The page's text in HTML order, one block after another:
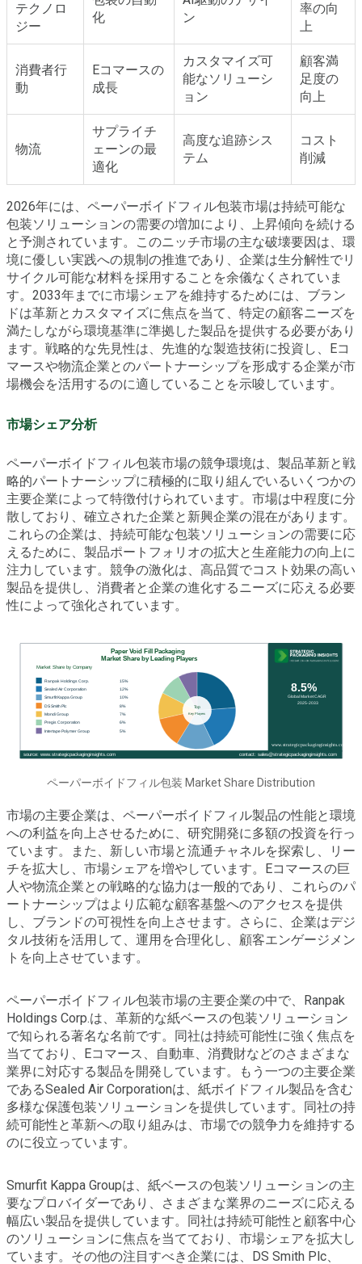
テクノロ
ジー
化
ン
率の向
上
消費者行
動
Eコマースの
成長
カスタマイズ可
能なソリューシ
ョン
顧客満
足度の
向上
物流
サプライチ
ェーンの最
適化
高度な追跡シス
テム
コスト
削減
2026年には、ペーパーボイドフィル包装市場は持続可能な
包装ソリューションの需要の増加により、上昇傾向を続ける
と予測されています。このニッチ市場の主な破壊要因は、環
境に優しい実践への規制の推進であり、企業は生分解性でリ
サイクル可能な材料を採用することを余儀なくされていま
す。2033年までに市場シェアを維持するためには、ブラン
ドは革新とカスタマイズに焦点を当て、特定の顧客ニーズを
満たしながら環境基準に準拠した製品を提供する必要があり
ます。戦略的な先見性は、先進的な製造技術に投資し、Eコ
マースや物流企業とのパートナーシップを形成する企業が市
場機会を活用するのに適していることを示唆しています。
市場シェア分析
ペーパーボイドフィル包装市場の競争環境は、製品革新と戦
略的パートナーシップに積極的に取り組んでいるいくつかの
主要企業によって特徴付けられています。市場は中程度に分
散しており、確立された企業と新興企業の混在があります。
これらの企業は、持続可能な包装ソリューションの需要に応
えるために、製品ポートフォリオの拡大と生産能力の向上に
注力しています。競争の激化は、高品質でコスト効果の高い
製品を提供し、消費者と企業の進化するニーズに応える必要
性によって強化されています。
ペーパーボイドフィル包装 Market Share Distribution
市場の主要企業は、ペーパーボイドフィル製品の性能と環境
への利益を向上させるために、研究開発に多額の投資を行っ
ています。また、新しい市場と流通チャネルを探索し、リー
チを拡大し、市場シェアを増やしています。Eコマースの巨
人や物流企業との戦略的な協力は一般的であり、これらのパ
ートナーシップはより広範な顧客基盤へのアクセスを提供
し、ブランドの可視性を向上させます。さらに、企業はデジ
タル技術を活用して、運用を合理化し、顧客エンゲージメン
トを向上させています。
ペーパーボイドフィル包装市場の主要企業の中で、Ranpak
Holdings Corp.は、革新的な紙ベースの包装ソリューション
で知られる著名な名前です。同社は持続可能性に強く焦点を
当てており、Eコマース、自動車、消費財などのさまざまな
業界に対応する製品を開発しています。もう一つの主要企業
であるSealed Air Corporationは、紙ボイドフィル製品を含む
多様な保護包装ソリューションを提供しています。同社の持
続可能性と革新への取り組みは、市場での競争力を維持する
のに役立っています。
Smurfit Kappa Groupは、紙ベースの包装ソリューションの主
要なプロバイダーであり、さまざまな業界のニーズに応える
幅広い製品を提供しています。同社は持続可能性と顧客中心
のソリューションに焦点を当てており、市場シェアを拡大し
ています。その他の注目すべき企業には、DS Smith Plc、